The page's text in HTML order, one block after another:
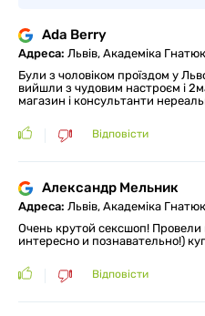
Ada Berry
Адреса: Львів, Академіка
Були з чоловіком проїздом у
вийшли з чудовим настроєм і
магазин і консультанти
Відповісти
Александр Мельник
Адреса: Львів, Академіка
Очень крутой сексшоп!
интересно и познавательно!)
Відповісти